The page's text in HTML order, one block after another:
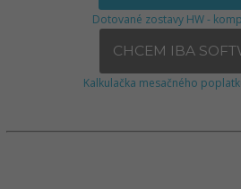
Dotované zostavy HW -
CHCEM IBA
Kalkulačka mesačného